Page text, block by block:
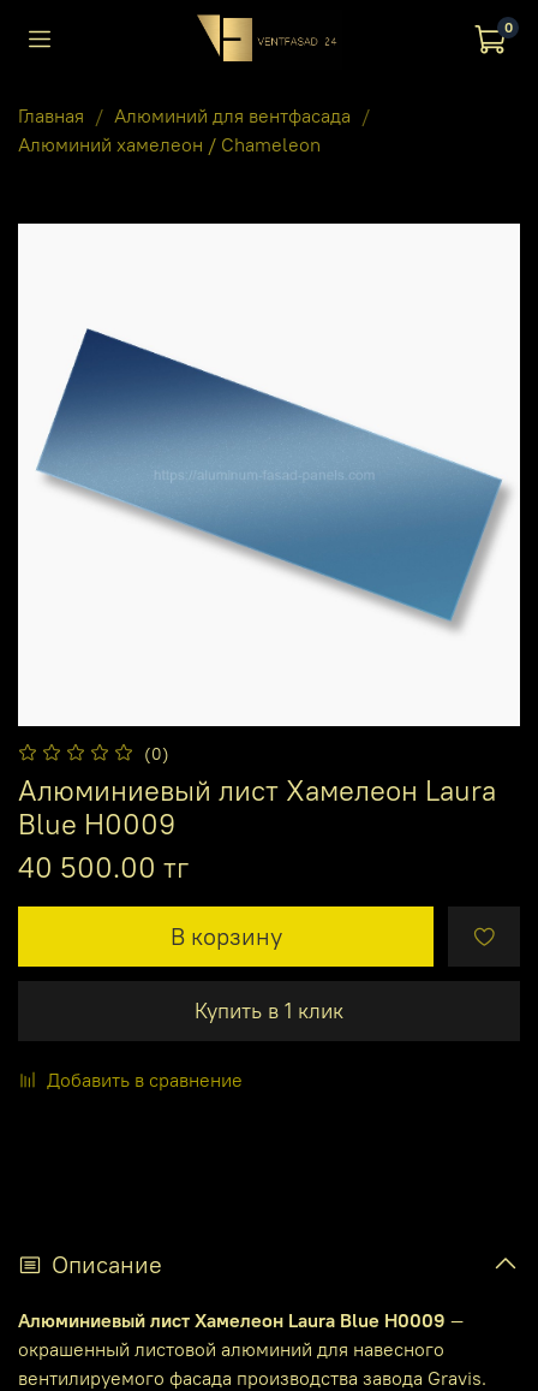
0
Главная
Алюминий для вентфасада
Алюминий хамелеон / Chameleon
(0)
Алюминиевый лист Хамелеон Laura
Blue H0009
40 500.00 тг
В корзину
Купить в 1 клик
Добавить в сравнение
Описание
Алюминиевый лист Хамелеон Laura Blue H0009 —
окрашенный листовой алюминий для навесного
вентилируемого фасада производства завода Gravis.